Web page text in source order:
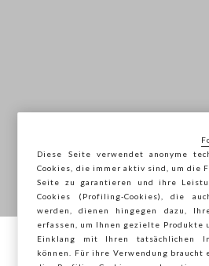
Einführung
Sie surfen auf der Seite von
Diese Seite verwendet anonyme
Cookies, die immer aktiv sind, um die
Seite zu garantieren und ihre
Cookies (Profiling-Cookies), die
werden, dienen hingegen dazu,
erfassen, um Ihnen gezielte Produkte
Einklang mit Ihren tatsächlichen
können. Für ihre Verwendung braucht